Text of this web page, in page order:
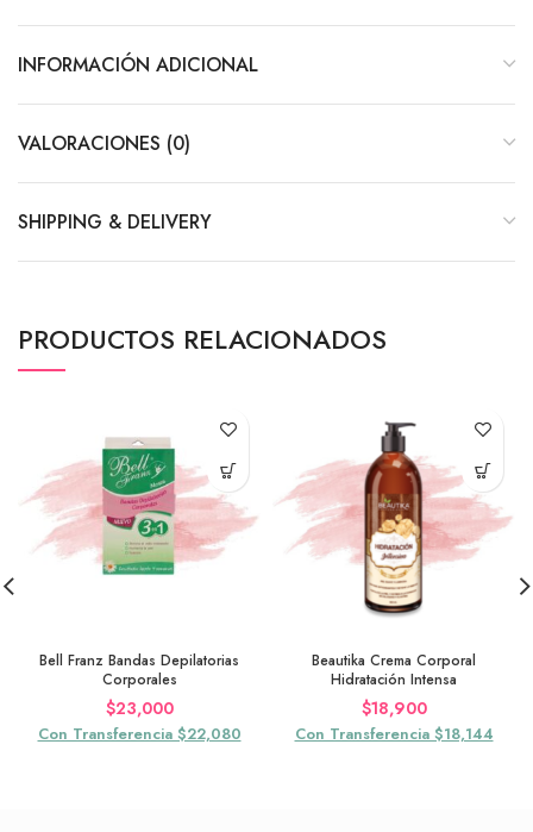
INFORMACIÓN ADICIONAL
VALORACIONES (0)
SHIPPING & DELIVERY
PRODUCTOS RELACIONADOS
Bell Franz Bandas Depilatorias
Corporales
$23,000
Con Transferencia $22,080
Beautika Crema Corporal
Hidratación Intensa
$18,900
Con Transferencia $18,144